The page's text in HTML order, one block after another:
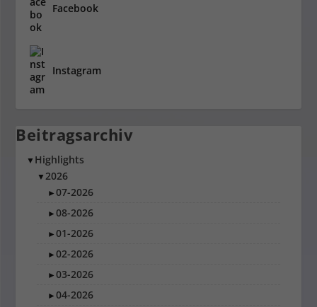
Facebook
Instagram
Beitragsarchiv
▼ Highlights
▼2026
►07-2026
►08-2026
►01-2026
►02-2026
►03-2026
►04-2026